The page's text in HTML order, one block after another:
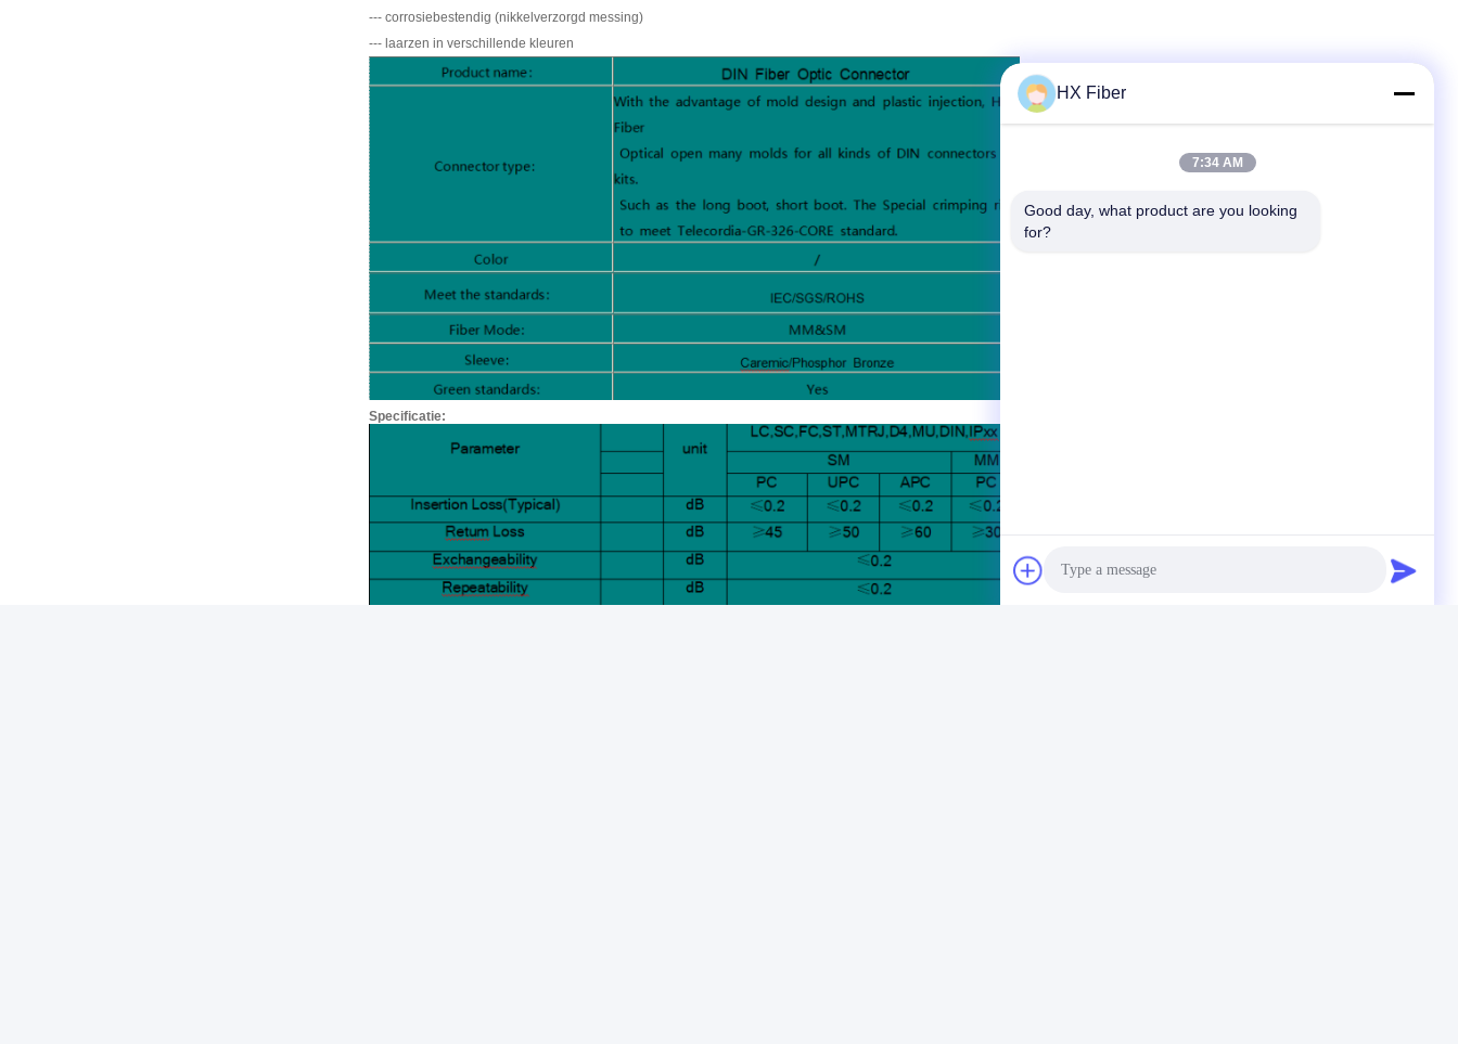
--- corrosiebestendig (nikkelverzorgd messing)
--- laarzen in verschillende kleuren
Specificatie:
HX Fiber
7:34 AM
Good day, what product are you looking
for?